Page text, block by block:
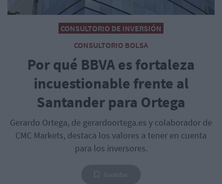
CONSULTORIO DE INVERSIÓN
CONSULTORIO BOLSA
Por qué BBVA es fortaleza
incuestionable frente al
Santander para Ortega
Gerardo Ortega, de gerardoortega.es y colaborador de
CMC Markets, destaca los valores a tener en cuenta
para los inversores.